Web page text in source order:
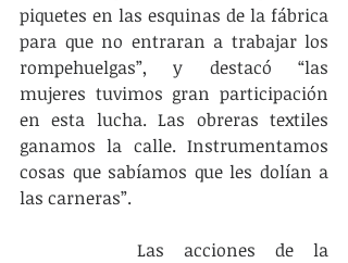
piquetes en las esquinas de la fábrica
para que no entraran a trabajar los
rompehuelgas”, y destacó “las
mujeres tuvimos gran participación
en esta lucha. Las obreras textiles
ganamos la calle. Instrumentamos
cosas que sabíamos que les dolían a
las carneras”.